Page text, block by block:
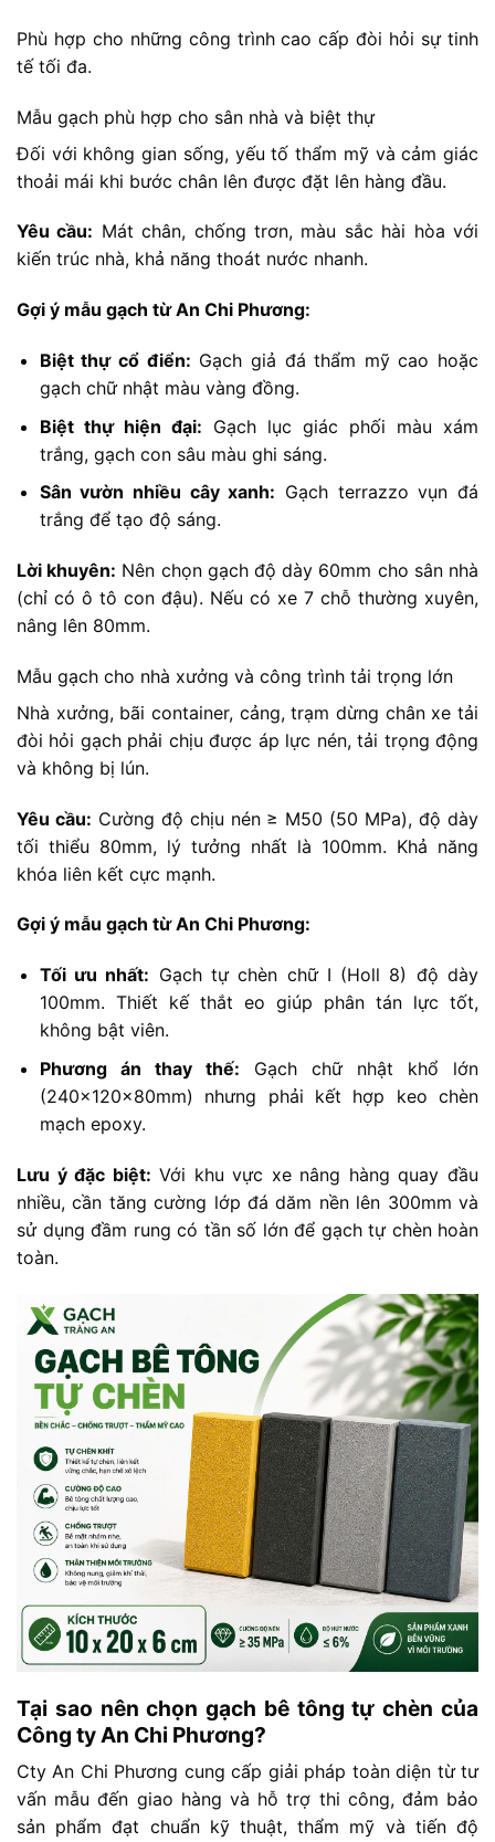
Phù hợp cho những công trình cao cấp đòi hỏi sự tinh
tế tối đa.
Mẫu gạch phù hợp cho sân nhà và biệt thự
Đối với không gian sống, yếu tố thẩm mỹ và cảm giác
thoải mái khi bước chân lên được đặt lên hàng đầu.
Yêu cầu: Mát chân, chống trơn, màu sắc hài hòa với
kiến trúc nhà, khả năng thoát nước nhanh.
Gợi ý mẫu gạch từ An Chi Phương:
Biệt thự cổ điển: Gạch giả đá thẩm mỹ cao hoặc
gạch chữ nhật màu vàng đồng.
Biệt thự hiện đại: Gạch lục giác phối màu xám
trắng, gạch con sâu màu ghi sáng.
Sân vườn nhiều cây xanh: Gạch terrazzo vụn đá
trắng để tạo độ sáng.
Lời khuyên: Nên chọn gạch độ dày 60mm cho sân nhà
(chỉ có ô tô con đậu). Nếu có xe 7 chỗ thường xuyên,
nâng lên 80mm.
Mẫu gạch cho nhà xưởng và công trình tải trọng lớn
Nhà xưởng, bãi container, cảng, trạm dừng chân xe tải
đòi hỏi gạch phải chịu được áp lực nén, tải trọng động
và không bị lún.
Yêu cầu: Cường độ chịu nén ≥ M50 (50 MPa), độ dày
tối thiểu 80mm, lý tưởng nhất là 100mm. Khả năng
khóa liên kết cực mạnh.
Gợi ý mẫu gạch từ An Chi Phương:
Tối ưu nhất: Gạch tự chèn chữ I (Holl 8) độ dày
100mm. Thiết kế thắt eo giúp phân tán lực tốt,
không bật viên.
Phương án thay thế: Gạch chữ nhật khổ lớn
(240x120x80mm) nhưng phải kết hợp keo chèn
mạch epoxy.
Lưu ý đặc biệt: Với khu vực xe nâng hàng quay đầu
nhiều, cần tăng cường lớp đá dăm nền lên 300mm và
sử dụng đầm rung có tần số lớn để gạch tự chèn hoàn
toàn.
Tại sao nên chọn gạch bê tông tự chèn của
Công ty An Chi Phương?
Cty An Chi Phương cung cấp giải pháp toàn diện từ tư
vấn mẫu đến giao hàng và hỗ trợ thi công, đảm bảo
sản phẩm đạt chuẩn kỹ thuật, thẩm mỹ và tiến độ